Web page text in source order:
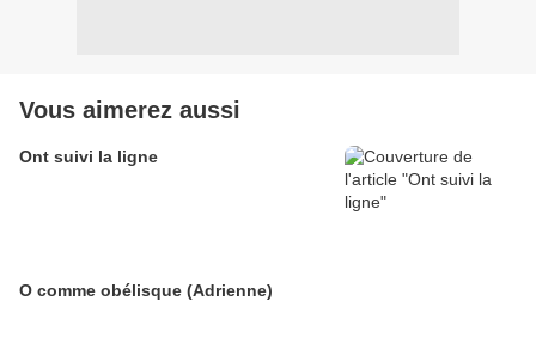
Vous aimerez aussi
Ont suivi la ligne
O comme obélisque (Adrienne)